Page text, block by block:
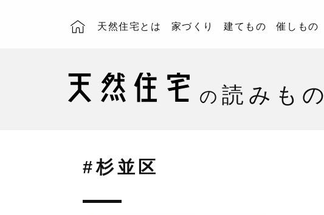
天然住宅とは 家づくり 建てもの 催しもの
の読みもの
#杉並区